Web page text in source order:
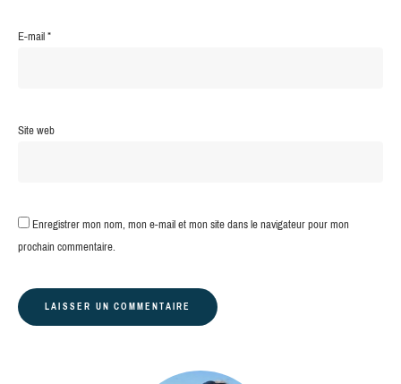
E-mail*
Site web
Enregistrer mon nom, mon e-mail et mon site dans le navigateur pour mon
prochain commentaire.